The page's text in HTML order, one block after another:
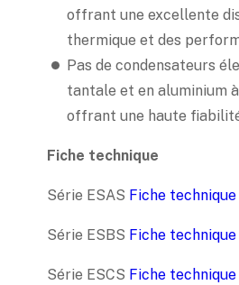
offrant une excellente
thermique et des
Pas de condensateurs
tantale et en aluminium
offrant une haute
Fiche technique
Série ESAS Fiche
Série ESBS Fiche
Série ESCS Fiche